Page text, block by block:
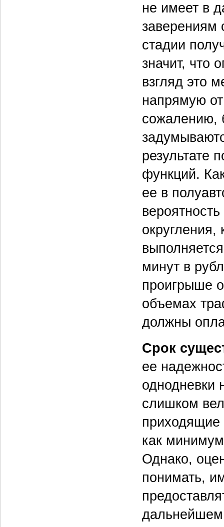
не имеет в
заверениям
стадии
значит, что
взгляд это
напрямую
сожалению,
результате
функций.
ее в
округления,
минут в
проигрыше
объемах
должны
Срок
ее
однодневки
слишком
приходящие
как
Однако,
понимать,
дальнейшем